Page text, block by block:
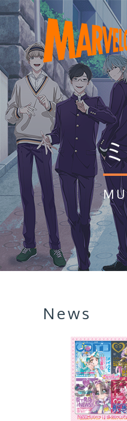
News